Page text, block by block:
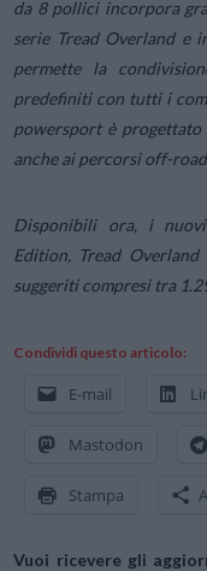
da 8 pollici incorpora
serie Tread Overland e
permette la
predefiniti con tutti i
powersport è
anche ai percorsi off-
Disponibili ora, i
Edition, Tread
suggeriti compresi tra
Condividi questo articolo:
E-mail
Mastodon
Stampa
Vuoi ricevere gli